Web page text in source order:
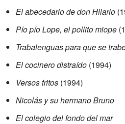
El abecedario de don Hilario
Pío pío Lope, el pollito miope
Trabalenguas para que se
El cocinero distraído (1994)
Versos fritos (1994)
Nicolás y su hermano Bruno
El colegio del fondo del mar